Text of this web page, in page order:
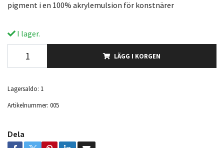
pigment i en 100% akrylemulsion för konstnärer
I lager.
LÄGG I KORGEN
Lagersaldo: 1
Artikelnummer: 005
Dela